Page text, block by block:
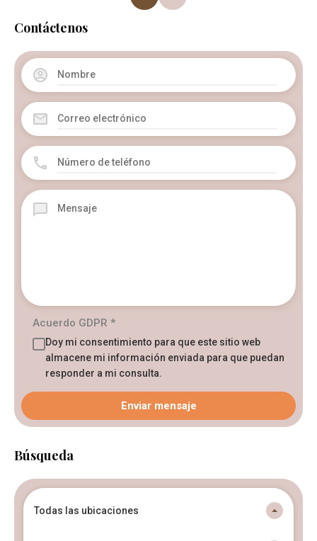
Contáctenos
Acuerdo GDPR *
Doy mi consentimiento para que este sitio web
almacene mi información enviada para que puedan
responder a mi consulta.
Búsqueda
Todas las ubicaciones